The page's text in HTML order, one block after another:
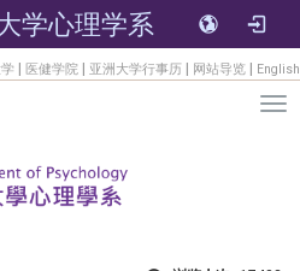
学心理学系
| 医健学院 | 亚洲大学行事历 | 网站导览 | English